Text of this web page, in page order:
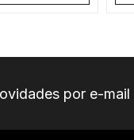
por e-mail